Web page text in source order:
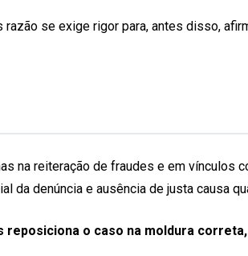
se exige rigor para, antes disso,
na reiteração de fraudes e em vínculos
da denúncia e ausência de justa causa
o caso na moldura